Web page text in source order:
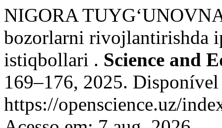
NIGORA
bozorlarni rivojlantirishda
istiqbollari . Science and
169–176, 2025.
https://openscience.uz/